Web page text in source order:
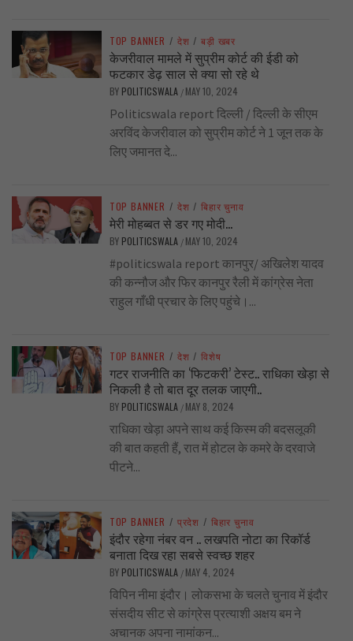
TOP BANNER / देश / बड़ी खबर
केजरीवाल मामले में सुप्रीम कोर्ट की ईडी को
फटकार डेढ़ साल से क्या सो रहे थे
BY POLITICSWALA / MAY 10, 2024
Politicswala report दिल्ली / दिल्ली के सीएम
अरविंद केजरीवाल को सुप्रीम कोर्ट ने 1 जून तक के
लिए जमानत दे...
TOP BANNER / देश / बिहार चुनाव
मेरी मोहब्बत से डर गए मोदी…
BY POLITICSWALA / MAY 10, 2024
#politicswala report कानपुर/ अखिलेश यादव
की कन्नौज और फिर कानपुर रैली में कांग्रेस नेता
राहुल गाँधी प्रचार के लिए पहुंचे।...
TOP BANNER / देश / विशेष
गटर राजनीति का ‘फिटकरी’ टेस्ट.. राधिका खेड़ा से
निकली है तो बात दूर तलक जाएगी..
BY POLITICSWALA / MAY 8, 2024
राधिका खेड़ा अपने साथ कई किस्म की बदसलूकी
की बात कहती हैं, रात में होटल के कमरे के दरवाजे
पीटने...
TOP BANNER / प्रदेश / बिहार चुनाव
इंदौर रहेगा नंबर वन .. लखपति नोटा का रिकॉर्ड
बनाता दिख रहा सबसे स्वच्छ शहर
BY POLITICSWALA / MAY 4, 2024
विपिन नीमा इंदौर। लोकसभा के चलते चुनाव में इंदौर
संसदीय सीट से कांग्रेस प्रत्याशी अक्षय बम ने
अचानक अपना नामांकन...